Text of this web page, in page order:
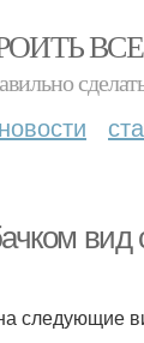
ВСЕ
новости
следующие